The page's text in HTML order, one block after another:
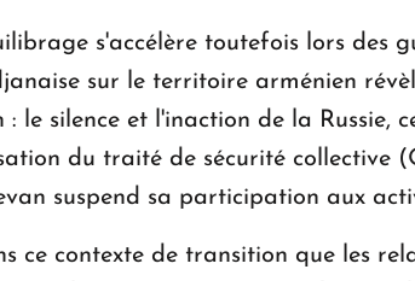
s'accélère toutefois lors des
sur le territoire arménien
: le silence et l'inaction de la Russie,
du traité de sécurité collective
suspend sa participation aux
ce contexte de transition que les